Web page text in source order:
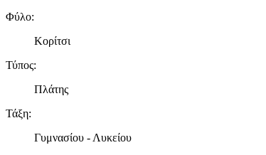
Φύλο:
Κορίτσι
Τύπος:
Πλάτης
Τάξη:
Γυμνασίου - Λυκείου